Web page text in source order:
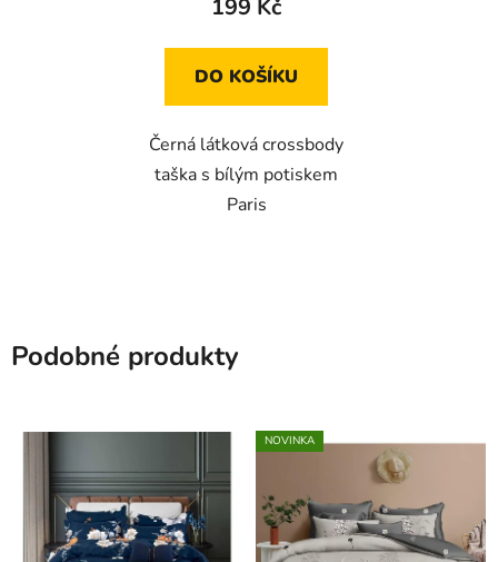
199 Kč
DO KOŠÍKU
Černá látková crossbody
taška s bílým potiskem
Paris
Podobné produkty
NOVINKA